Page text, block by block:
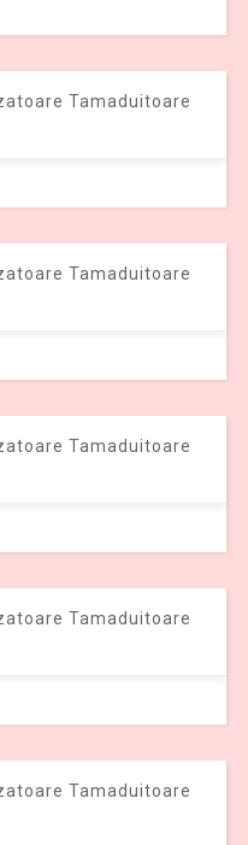
Tamaduitoare
Tamaduitoare
Tamaduitoare
Tamaduitoare
Tamaduitoare